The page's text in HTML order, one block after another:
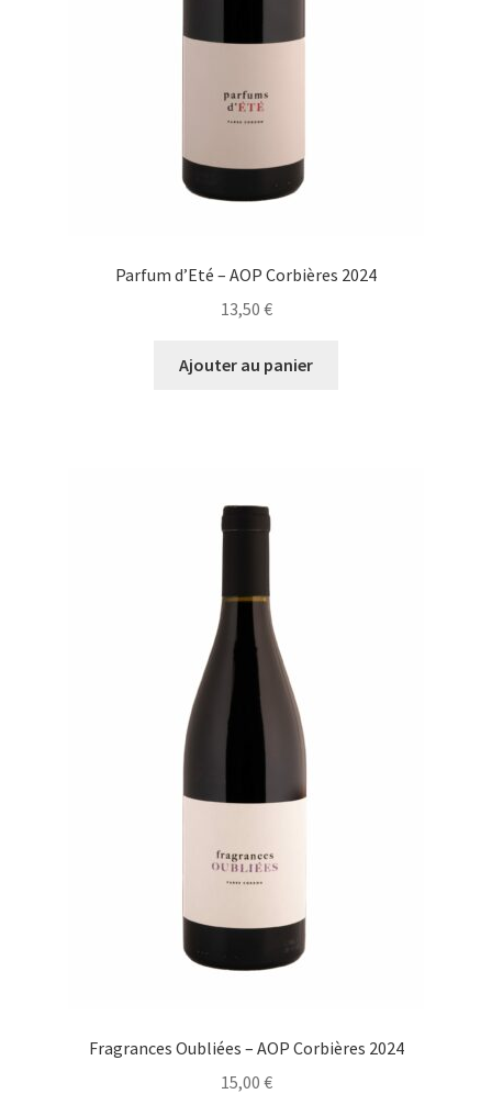
Parfum d’Eté – AOP Corbières 2024
13,50 €
Ajouter au panier
Fragrances Oubliées – AOP Corbières 2024
15,00 €